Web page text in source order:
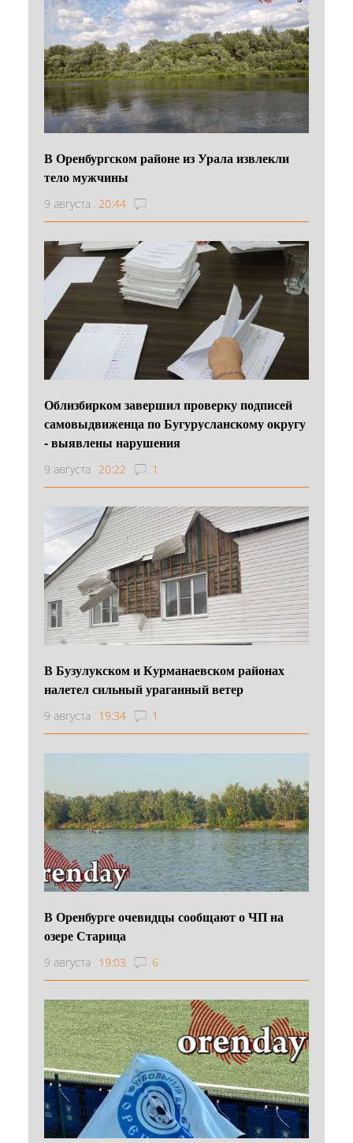
В Оренбургском районе из Урала извлекли
тело мужчины
9 августа 20:44
Облизбирком завершил проверку подписей
самовыдвиженца по Бугурусланскому округу
- выявлены нарушения
9 августа 20:22 1
В Бузулукском и Курманаевском районах
налетел сильный ураганный ветер
9 августа 19:34 1
В Оренбурге очевидцы сообщают о ЧП на
озере Старица
9 августа 19:03 6